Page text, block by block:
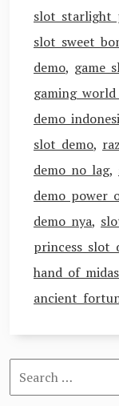
slot starlight
slot sweet
demo, game
gaming
demo
slot demo,
demo no lag,
demo power
demo nya,
princess slot
hand of
ancient
Search
for: